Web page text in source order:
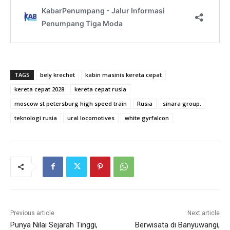
TAGS bely krechet
kabin masinis kereta cepat
kereta cepat 2028
kereta cepat rusia
moscow st petersburg high speed train
Rusia
sinara group.
teknologi rusia
ural locomotives white gyrfalcon
Previous article
Punya Nilai Sejarah Tinggi,
Next article
Berwisata di Banyuwangi,